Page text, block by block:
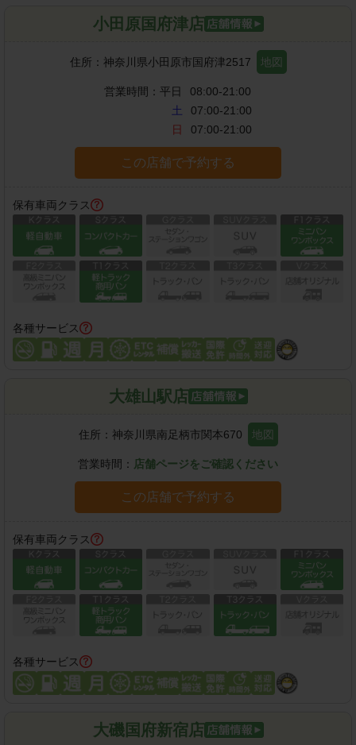
小田原国府津店
住所： 神奈川県小田原市国府津2517 地図
営業時間： 平日
08:00-21:00
土
07:00-21:00
日
07:00-21:00
この店舗で予約する
保有車両クラス
各種サービス
大雄山駅店
住所： 神奈川県南足柄市関本670 地図
営業時間： 店舗ページをご確認ください
この店舗で予約する
保有車両クラス
各種サービス
大磯国府新宿店